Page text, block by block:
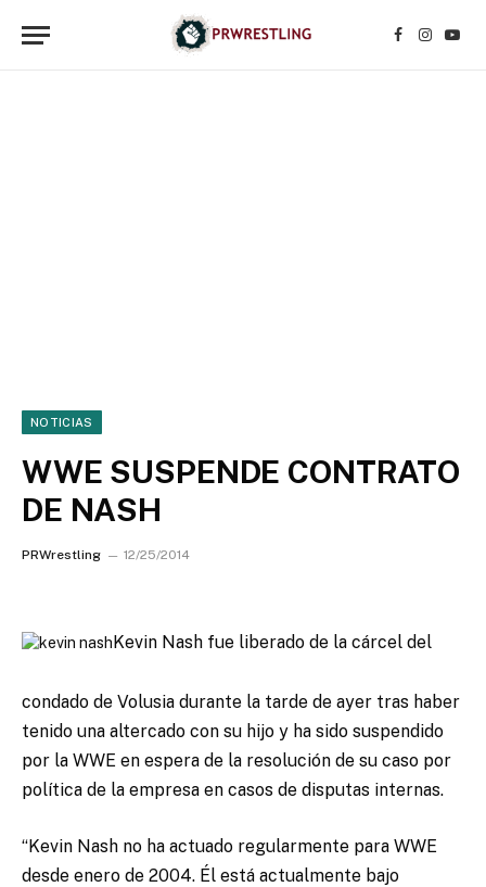
Facebook
NOTICIAS
WWE SUSPENDE CONTRATO
DE NASH
PRWrestling 12/25/2014
Kevin Nash fue liberado de la cárcel del
condado de Volusia durante la tarde de ayer tras haber
tenido una altercado con su hijo y ha sido suspendido
por la WWE en espera de la resolución de su caso por
política de la empresa en casos de disputas internas.
“Kevin Nash no ha actuado regularmente para WWE
desde enero de 2004. Él está actualmente bajo